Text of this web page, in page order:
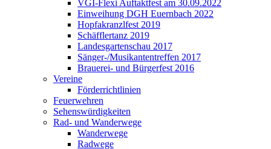
VGI-Flexi Auftaktfest am 30.09.2022
Einweihung DGH Euernbach 2022
Hopfakranzlfest 2019
Schäfflertanz 2019
Landesgartenschau 2017
Sänger-/Musikantentreffen 2017
Brauerei- und Bürgerfest 2016
Vereine
Förderrichtlinien
Feuerwehren
Sehenswürdigkeiten
Rad- und Wanderwege
Wanderwege
Radwege